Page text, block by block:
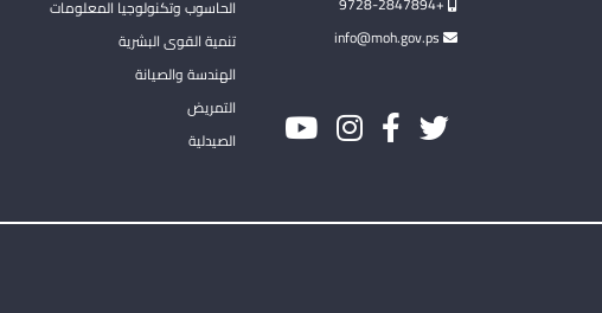
الحاسوب وتكنولوجيا المعلومات
تنمية القوى البشرية
الهندسة والصيانة
التمريض
الصيدلية